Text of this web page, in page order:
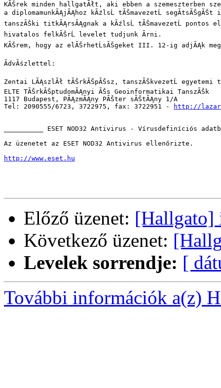
KĂŠrek minden hallgatĂłt, aki ebben a szemeszterben
a diplomamunkĂĄjĂĄhoz kĂźlsĹ tĂŠmavezetĹ
tanszĂŠki titkĂĄrsĂĄgnak a kĂźlsĹ tĂŠmavezetĹ pontos
hivatalos felkĂŠrĹ levelet tudjunk Ă­rni.
KĂŠrem, hogy az elĂŠrhetĹsĂŠgeket III. 12-ig adjĂĄk
ĂdvĂśzlettel:
Zentai LĂĄszlĂł tĂŠrkĂŠpĂŠsz, tanszĂŠkvezetĹ egyetemi
ELTE TĂŠrkĂŠptudomĂĄnyi ĂŠs Geoinformatikai TanszĂŠk
1117 Budapest, PĂĄzmĂĄny PĂŠter sĂŠtĂĄny 1/A
Tel: 2090555/6723, 3722975, fax: 3722951 -
http://
__________ ESET NOD32 Antivirus - Vírusdefiníciós
Az üzenetet az ESET NOD32 Antivirus ellenőrizte.
http://www.eset.hu
Előző üzenet: [Hallgato]
Következő üzenet:
Levelek sorrendje: [
További információk a(z)